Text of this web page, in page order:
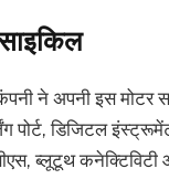
ने अपनी इस मोटर
डिजिटल
ब्लूटूथ